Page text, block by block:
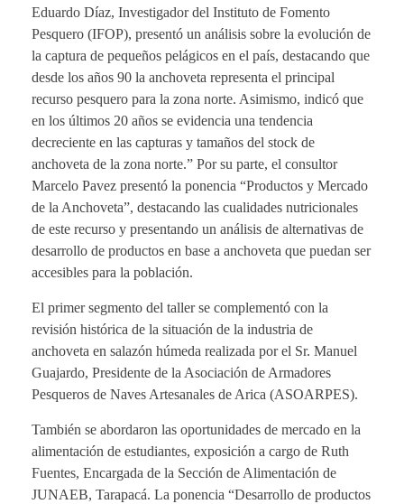
Eduardo Díaz, Investigador del Instituto de Fomento
Pesquero (IFOP), presentó un análisis sobre la evolución de
la captura de pequeños pelágicos en el país, destacando que
desde los años 90 la anchoveta representa el principal
recurso pesquero para la zona norte. Asimismo, indicó que
en los últimos 20 años se evidencia una tendencia
decreciente en las capturas y tamaños del stock de
anchoveta de la zona norte.” Por su parte, el consultor
Marcelo Pavez presentó la ponencia “Productos y Mercado
de la Anchoveta”, destacando las cualidades nutricionales
de este recurso y presentando un análisis de alternativas de
desarrollo de productos en base a anchoveta que puedan ser
accesibles para la población.
El primer segmento del taller se complementó con la
revisión histórica de la situación de la industria de
anchoveta en salazón húmeda realizada por el Sr. Manuel
Guajardo, Presidente de la Asociación de Armadores
Pesqueros de Naves Artesanales de Arica (ASOARPES).
También se abordaron las oportunidades de mercado en la
alimentación de estudiantes, exposición a cargo de Ruth
Fuentes, Encargada de la Sección de Alimentación de
JUNAEB, Tarapacá. La ponencia “Desarrollo de productos